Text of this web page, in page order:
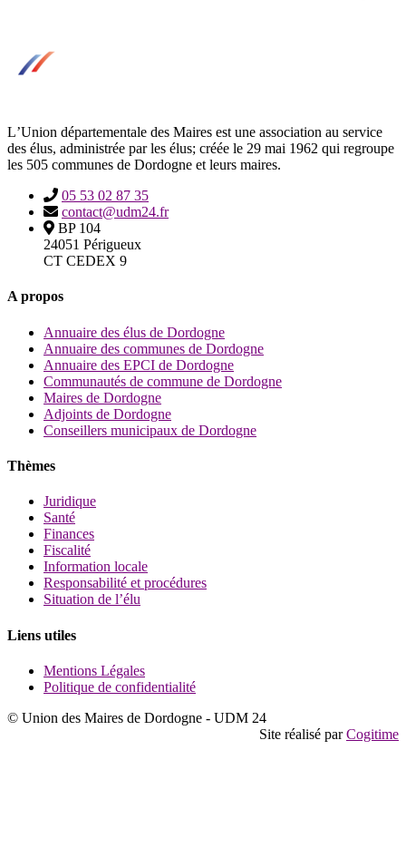
LʼUnion départementale des Maires est une association au service
des élus, administrée par les élus; créée le 29 mai 1962 qui regroupe
les 505 communes de Dordogne et leurs maires.
05 53 02 87 35
contact@udm24.fr
BP 104
24051 Périgueux
CT CEDEX 9
A propos
Annuaire des élus de Dordogne
Annuaire des communes de Dordogne
Annuaire des EPCI de Dordogne
Communautés de commune de Dordogne
Maires de Dordogne
Adjoints de Dordogne
Conseillers municipaux de Dordogne
Thèmes
Juridique
Santé
Finances
Fiscalité
Information locale
Responsabilité et procédures
Situation de l’élu
Liens utiles
Mentions Légales
Politique de confidentialité
© Union des Maires de Dordogne - UDM 24
Site réalisé parCogitime